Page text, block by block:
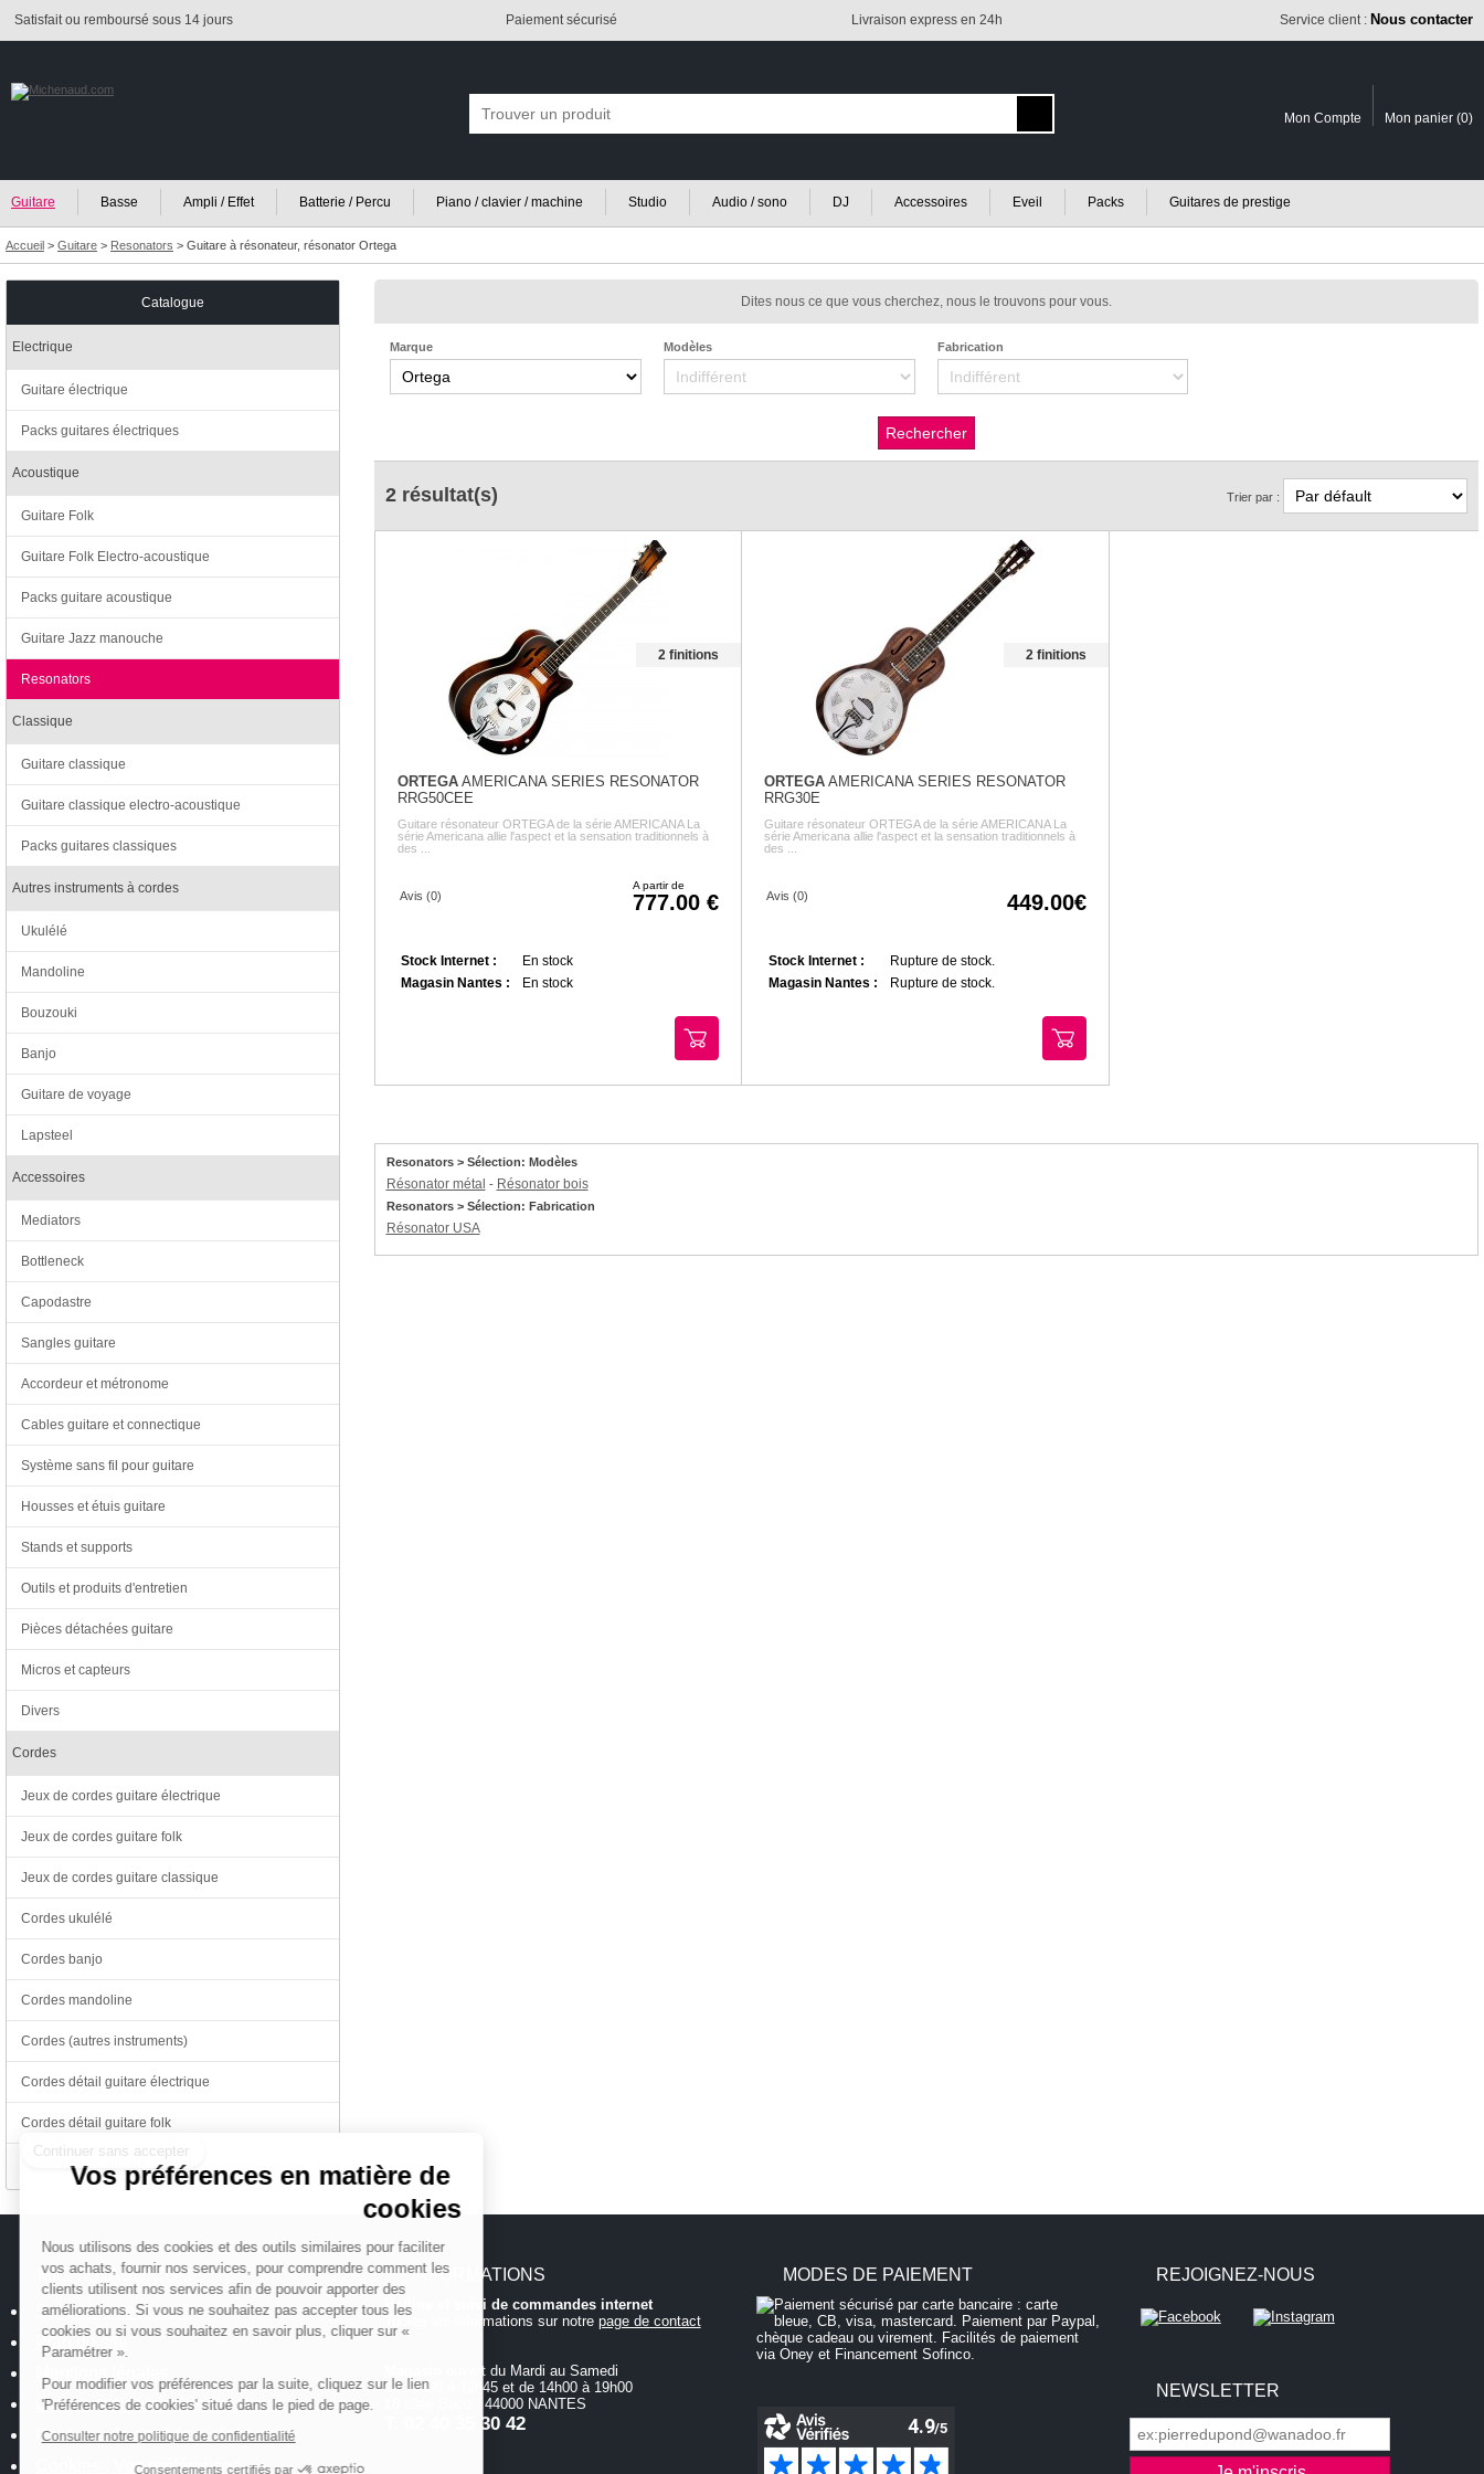
Continuer sans accepter
Vos préférences en matière de
cookies
Nous utilisons des cookies et des outils similaires pour faciliter
vos achats, fournir nos services, pour comprendre comment les
clients utilisent nos services afin de pouvoir apporter des
améliorations. Si vous ne souhaitez pas accepter tous les
cookies ou si vous souhaitez en savoir plus, cliquer sur «
Paramétrer ».
Pour modifier vos préférences par la suite, cliquez sur le lien
'Préférences de cookies' situé dans le pied de page.
Consulter notre politique de confidentialité
Consentements certifiés par
Satisfait ou remboursé sous 14 jours Paiement sécurisé Livraison express en 24h Service client : Nous contacter
Mon Compte Mon panier (0)
Guitare Basse Ampli / Effet Batterie / Percu Piano / clavier / machine Studio Audio / sono DJ Accessoires Eveil Packs Guitares de prestige
Accueil > Guitare > Resonators > Guitare à résonateur, résonator Ortega
Dites nous ce que vous cherchez, nous le trouvons pour vous.
Marque Modèles Fabrication
2 résultat(s) Trier par :
2 finitions
ORTEGAAMERICANA SERIES RESONATOR
RRG50CEE
Guitare résonateur ORTEGA de la série AMERICANA La
série Americana allie l'aspect et la sensation traditionnels à
des ...
Avis (0)
A partir de
777.00
Stock Internet :
En stock
Magasin Nantes :
En stock
2 finitions
ORTEGAAMERICANA SERIES RESONATOR
RRG30E
Guitare résonateur ORTEGA de la série AMERICANA La
série Americana allie l'aspect et la sensation traditionnels à
des ...
Avis (0) 449.00
Stock Internet :
Rupture de stock.
Magasin Nantes :
Rupture de stock.
Resonators > Sélection: Modèles
Résonator métal - Résonator bois
Resonators > Sélection: Fabrication
Résonator USA
Catalogue
Electrique
Guitare électrique
Packs guitares électriques
Acoustique
Guitare Folk
Guitare Folk Electro-acoustique
Packs guitare acoustique
Guitare Jazz manouche
Resonators
Classique
Guitare classique
Guitare classique electro-acoustique
Packs guitares classiques
Autres instruments à cordes
Ukulélé
Mandoline
Bouzouki
Banjo
Guitare de voyage
Lapsteel
Accessoires
Mediators
Bottleneck
Capodastre
Sangles guitare
Accordeur et métronome
Cables guitare et connectique
Système sans fil pour guitare
Housses et étuis guitare
Stands et supports
Outils et produits d'entretien
Pièces détachées guitare
Micros et capteurs
Divers
Cordes
Jeux de cordes guitare électrique
Jeux de cordes guitare folk
Jeux de cordes guitare classique
Cordes ukulélé
Cordes banjo
Cordes mandoline
Cordes (autres instruments)
Cordes détail guitare électrique
Cordes détail guitare folk
Cordes détail guitare classique
MICHENAUD.COM
Qui sommes nous ?
Plan du site
Conditions générales de vente
Politique de confidentialité
Cookies : Vos préférences
INFORMATIONS
Hotline et suivi de commandes internet
Toutes les informations sur notre page de contact
ouvert du Mardi au Samedi
de 10h00 à 12h45 et de 14h00 à 19h00
18 allée Baco - 44000 NANTES
02 40 35 30 42
MODES DE PAIEMENT REJOIGNEZ-NOUS
NEWSLETTER